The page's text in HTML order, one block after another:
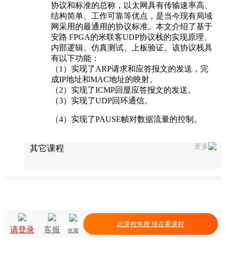
协议和标准的总称，以太网具有传输速率高、
结构简单、工作可靠等优点，是当今现有局域
网采用的最通用的协议标准。本文介绍了基于
安路 FPGA的米联客UDP协议栈的实现原理、
内部逻辑、仿真测试、上板验证。该协议栈具
有以下功能：
（1）实现了ARP请求和应答报文的发送，完
成IP地址和MAC地址的映射。
（2）实现了ICMP回显应答报文的发送。
（3）实现了UDP回环通信。
（4）实现了PAUSE帧对数据流量的控制。
更多
其它课程
请登录 客服 收藏
此课程免费 现在看课程